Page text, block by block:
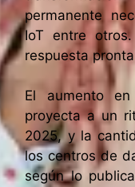
permanente
IoT entre
respuesta
El aumento
proyecta a un
2025, y la
los centros de
según lo